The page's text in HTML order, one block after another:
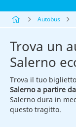
Autobus
Trova un
Salerno
Trova il tuo
Salerno a partire
Salerno dura in
questo tragitto.